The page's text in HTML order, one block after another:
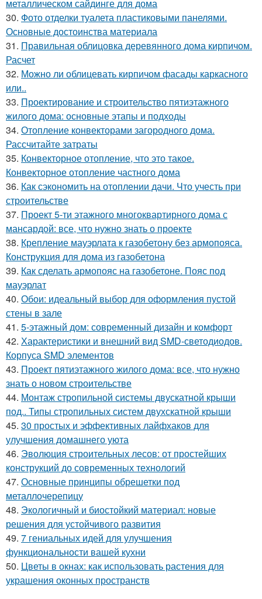
металлическом сайдинге для дома
30. Фото отделки туалета пластиковыми панелями.
Основные достоинства материала
31. Правильная облицовка деревянного дома кирпичом.
Расчет
32. Можно ли облицевать кирпичом фасады каркасного
или..
33. Проектирование и строительство пятиэтажного
жилого дома: основные этапы и подходы
34. Отопление конвекторами загородного дома.
Рассчитайте затраты
35. Конвекторное отопление, что это такое.
Конвекторное отопление частного дома
36. Как сэкономить на отоплении дачи. Что учесть при
строительстве
37. Проект 5-ти этажного многоквартирного дома с
мансардой: все, что нужно знать о проекте
38. Крепление мауэрлата к газобетону без армопояса.
Конструкция для дома из газобетона
39. Как сделать армопояс на газобетоне. Пояс под
мауэрлат
40. Обои: идеальный выбор для оформления пустой
стены в зале
41. 5-этажный дом: современный дизайн и комфорт
42. Характеристики и внешний вид SMD-светодиодов.
Корпуса SMD элементов
43. Проект пятиэтажного жилого дома: все, что нужно
знать о новом строительстве
44. Монтаж стропильной системы двускатной крыши
под.. Типы стропильных систем двухскатной крыши
45. 30 простых и эффективных лайфхаков для
улучшения домашнего уюта
46. Эволюция строительных лесов: от простейших
конструкций до современных технологий
47. Основные принципы обрешетки под
металлочерепицу
48. Экологичный и биостойкий материал: новые
решения для устойчивого развития
49. 7 гениальных идей для улучшения
функциональности вашей кухни
50. Цветы в окнах: как использовать растения для
украшения оконных пространств